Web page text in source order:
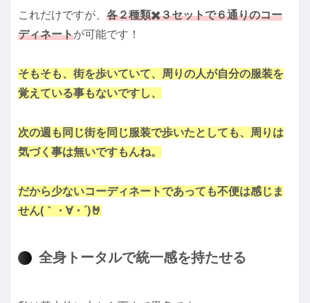
これだけですが、 各２種類✖️３セットで６通りのコー
ディネートが可能です！
そもそも、街を歩いていて、周りの人が自分の服装を
覚えている事もないですし、
次の週も同じ街を同じ服装で歩いたとしても、周りは
気づく事は無いですもんね。
だから少ないコーディネートであっても不便は感じま
せん(｀・∀・´)🤘
全身トータルで統一感を持たせる